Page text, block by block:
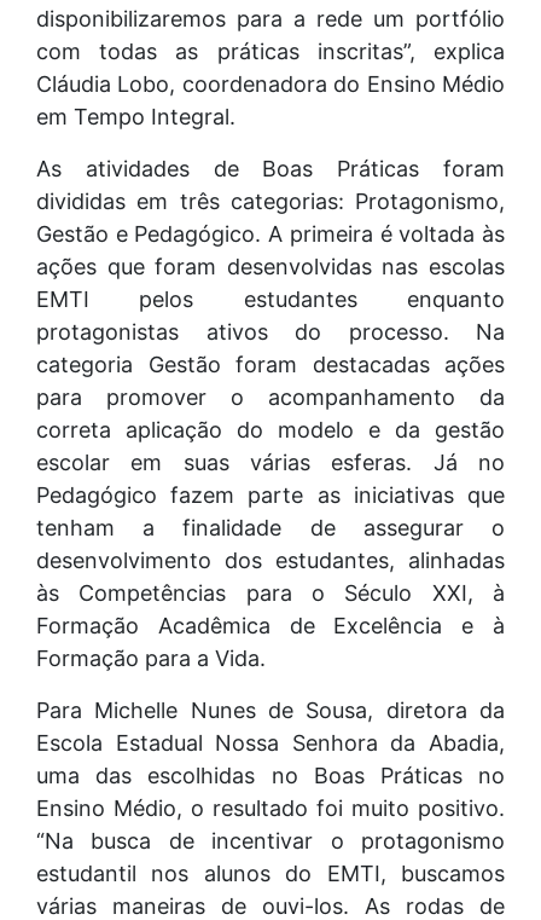
disponibilizaremos para a rede um portfólio
com todas as práticas inscritas”, explica
Cláudia Lobo, coordenadora do Ensino Médio
em Tempo Integral.
As atividades de Boas Práticas foram
divididas em três categorias: Protagonismo,
Gestão e Pedagógico. A primeira é voltada às
ações que foram desenvolvidas nas escolas
EMTI pelos estudantes enquanto
protagonistas ativos do processo. Na
categoria Gestão foram destacadas ações
para promover o acompanhamento da
correta aplicação do modelo e da gestão
escolar em suas várias esferas. Já no
Pedagógico fazem parte as iniciativas que
tenham a finalidade de assegurar o
desenvolvimento dos estudantes, alinhadas
às Competências para o Século XXI, à
Formação Acadêmica de Excelência e à
Formação para a Vida.
Para Michelle Nunes de Sousa, diretora da
Escola Estadual Nossa Senhora da Abadia,
uma das escolhidas no Boas Práticas no
Ensino Médio, o resultado foi muito positivo.
“Na busca de incentivar o protagonismo
estudantil nos alunos do EMTI, buscamos
várias maneiras de ouvi-los. As rodas de